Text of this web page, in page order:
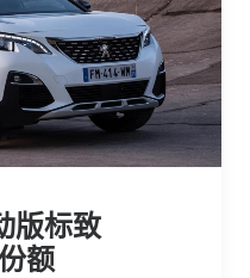
版标致
额